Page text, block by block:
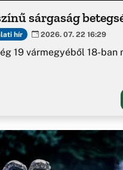
sárgaság
hír 2026. 07. 22 16:29
19 vármegyéből 18-ban